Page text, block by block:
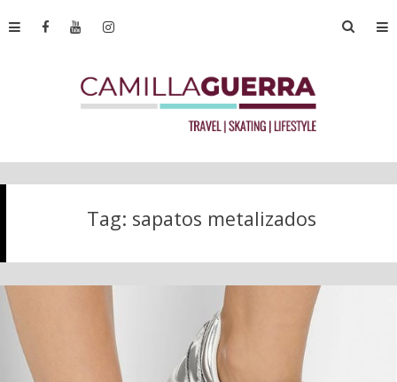
Tag: sapatos metalizados